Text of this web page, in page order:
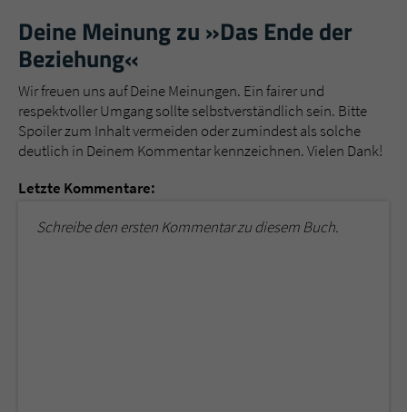
Deine Meinung zu »Das Ende der
Beziehung«
Wir freuen uns auf Deine Meinungen. Ein fairer und
respektvoller Umgang sollte selbstverständlich sein. Bitte
Spoiler zum Inhalt vermeiden oder zumindest als solche
deutlich in Deinem Kommentar kennzeichnen. Vielen Dank!
Letzte Kommentare:
Schreibe den ersten Kommentar zu diesem Buch.